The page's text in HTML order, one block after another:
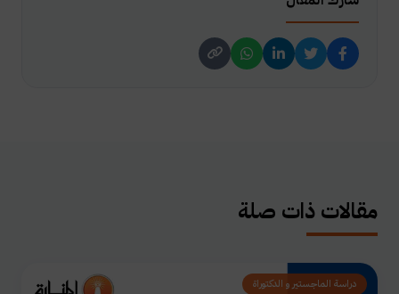
مقالات ذات صلة
دراسة الماجستير و الدكتوراة